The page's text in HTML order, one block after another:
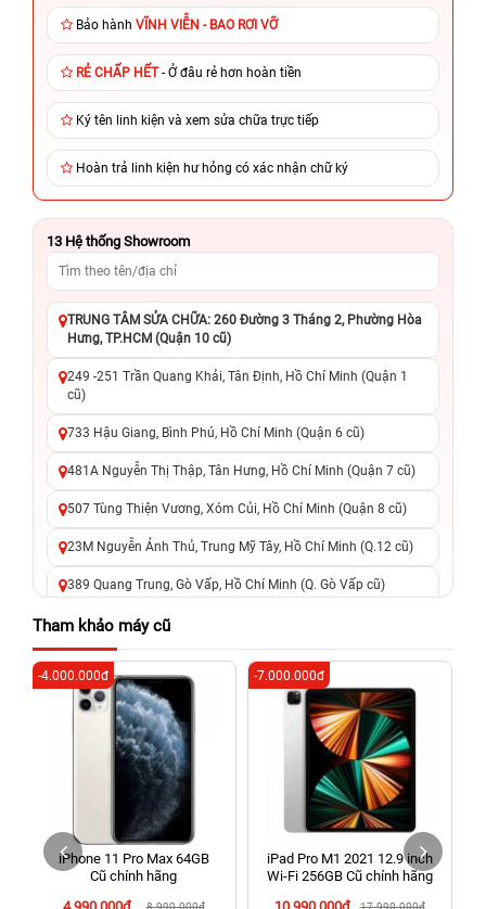
Bảo hành VĨNH VIỄN - BAO RƠI VỠ
RẺ CHẤP HẾT- Ở đâu rẻ hơn hoàn tiền
Ký tên linh kiện và xem sửa chữa trực tiếp
Hoàn trả linh kiện hư hỏng có xác nhận chữ ký
13 Hệ thống Showroom
TRUNG TÂM SỬA CHỮA: 260 Đường 3 Tháng 2, Phường Hòa
Hưng, TP.HCM (Quận 10 cũ)
249 -251 Trần Quang Khải, Tân Định, Hồ Chí Minh (Quận 1
cũ)
733 Hậu Giang, Bình Phú, Hồ Chí Minh (Quận 6 cũ)
481A Nguyễn Thị Thập, Tân Hưng, Hồ Chí Minh (Quận 7 cũ)
507 Tùng Thiện Vương, Xóm Củi, Hồ Chí Minh (Quận 8 cũ)
23M Nguyễn Ảnh Thủ, Trung Mỹ Tây, Hồ Chí Minh (Q.12 cũ)
389 Quang Trung, Gò Vấp, Hồ Chí Minh (Q. Gò Vấp cũ)
625 - 625A Âu Cơ, Tân Phú, Hồ Chí Minh (Quận Tân Phú cũ)
326 Lê Văn Việt, Tăng Nhơn Phú, Hồ Chí Minh (Q.9 TP. Thủ
Đức cũ)
256 Võ Văn Ngân, Thủ Đức, Hồ Chí Minh (Bình Thọ, TP. Thủ
70 Nguyễn An Ninh, Dĩ An, Hồ Chí Minh (Bình Dương Cũ)
24h Vũng Tàu: 162A Ba Cu, Vũng Tàu, Hồ Chí Minh (TP. Vũng
Tàu cũ)
198 Hoàng Văn Thụ, Tân Sơn Nhất, Hồ Chí Minh (Tân Bình
Tham khảo máy cũ
iPhone 11 Pro Max 64GB
Cũ chính hãng
8.990.000đ
-4.000.000đ
iPad Pro M1 2021 12.9 inch
Wi‑Fi 256GB Cũ chính hãng
17.990.000đ
-7.000.000đ